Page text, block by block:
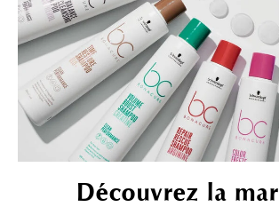
Découvrez la